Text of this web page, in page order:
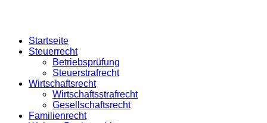
Startseite
Steuerrecht
Betriebsprüfung
Steuerstrafrecht
Wirtschaftsrecht
Wirtschaftsstrafrecht
Gesellschaftsrecht
Familienrecht